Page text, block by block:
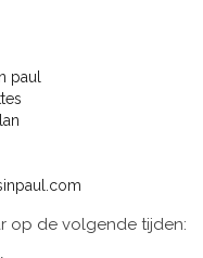
paul
op de volgende tijden: